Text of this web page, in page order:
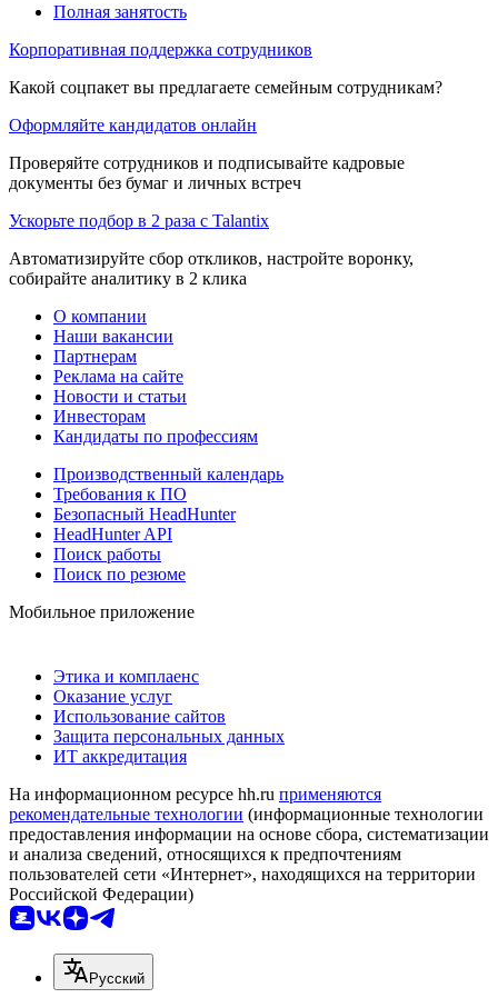
Полная занятость
Корпоративная поддержка сотрудников
Какой соцпакет вы предлагаете семейным сотрудникам?
Оформляйте кандидатов онлайн
Проверяйте сотрудников и подписывайте кадровые
документы без бумаг и личных встреч
Ускорьте подбор в 2 раза с Talantix
Автоматизируйте сбор откликов, настройте воронку,
собирайте аналитику в 2 клика
О компании
Наши вакансии
Партнерам
Реклама на сайте
Новости и статьи
Инвесторам
Кандидаты по профессиям
Производственный календарь
Требования к ПО
Безопасный HeadHunter
HeadHunter API
Поиск работы
Поиск по резюме
Мобильное приложение
Этика и комплаенс
Оказание услуг
Использование сайтов
Защита персональных данных
ИТ аккредитация
На информационном ресурсе hh.ru применяются
рекомендательные технологии (информационные технологии
предоставления информации на основе сбора, систематизации
и анализа сведений, относящихся к предпочтениям
пользователей сети «Интернет», находящихся на территории
Российской Федерации)
Русский